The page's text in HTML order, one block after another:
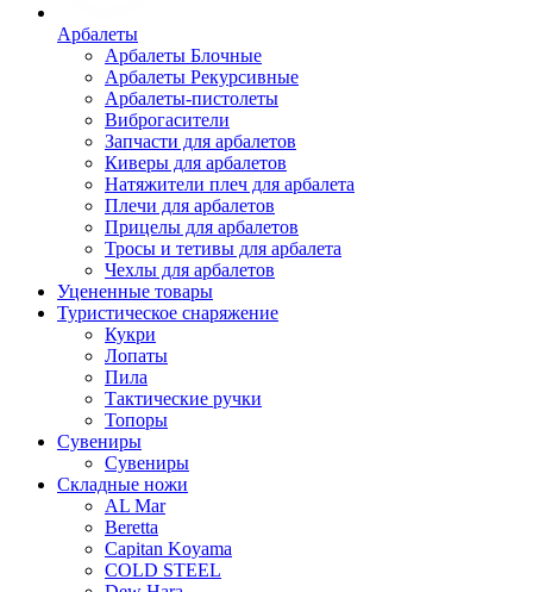
Арбалеты
Арбалеты Блочные
Арбалеты Рекурсивные
Арбалеты-пистолеты
Виброгасители
Запчасти для арбалетов
Киверы для арбалетов
Натяжители плеч для арбалета
Плечи для арбалетов
Прицелы для арбалетов
Тросы и тетивы для арбалета
Чехлы для арбалетов
Уцененные товары
Туристическое снаряжение
Кукри
Лопаты
Пила
Тактические ручки
Топоры
Сувениры
Сувениры
Складные ножи
AL Mar
Beretta
Capitan Koyama
COLD STEEL